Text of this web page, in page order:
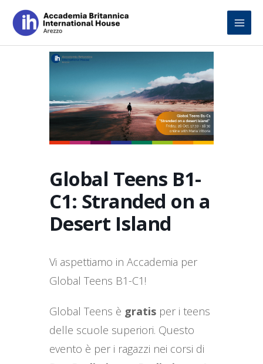
content
Global Teens B1-
C1: Stranded on a
Desert Island
Vi aspettiamo in Accademia per
Global Teens B1-C1!
Global Teens è gratis per i teens
delle scuole superiori. Questo
evento è per i ragazzi nei corsi di